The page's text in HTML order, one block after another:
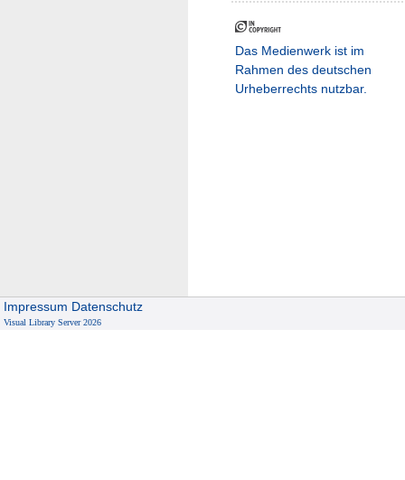
Das Medienwerk ist im
Rahmen des deutschen
Urheberrechts nutzbar.
Impressum Datenschutz
Visual Library Server 2026